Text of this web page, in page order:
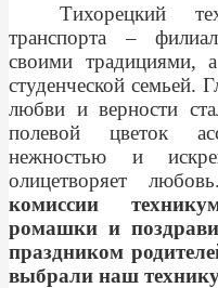
Тихорецкий
транспорта –
своими традициями,
студенческой семьей.
любви и верности
полевой цветок
нежностью и
олицетворяет
комиссии
ромашки и
праздником
выбрали наш